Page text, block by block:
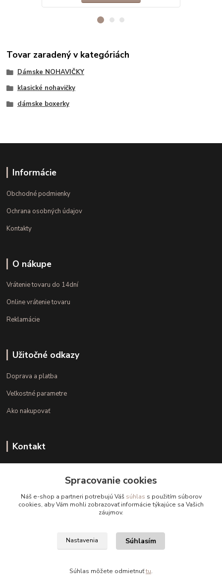
Tovar zaradený v kategóriách
Dámske NOHAVIČKY
klasické nohavičky
dámske boxerky
Informácie
Obchodné podmienky
Ochrana osobných údajov
Kontakty
O nákupe
Vrátenie tovaru do 14dní
Online vrátenie tovaru
Reklamácie
Užitočné odkazy
Doprava a platba
Veľkostné parametre
Ako nakupovať
Kontakt
(Po.-Pi. 10.00 - 15.00)
info@kvalitnaBielizen.sk
Copyright © kvalitnabielizen.sk
Spracovanie cookies
Náš e-shop a partneri potrebujú Váš súhlas s použitím súborov
cookies, aby Vám mohli zobrazovať informácie týkajúce sa Vašich
záujmov.
Nastavenia Súhlasím
Súhlas môžete odmietnuťtu.